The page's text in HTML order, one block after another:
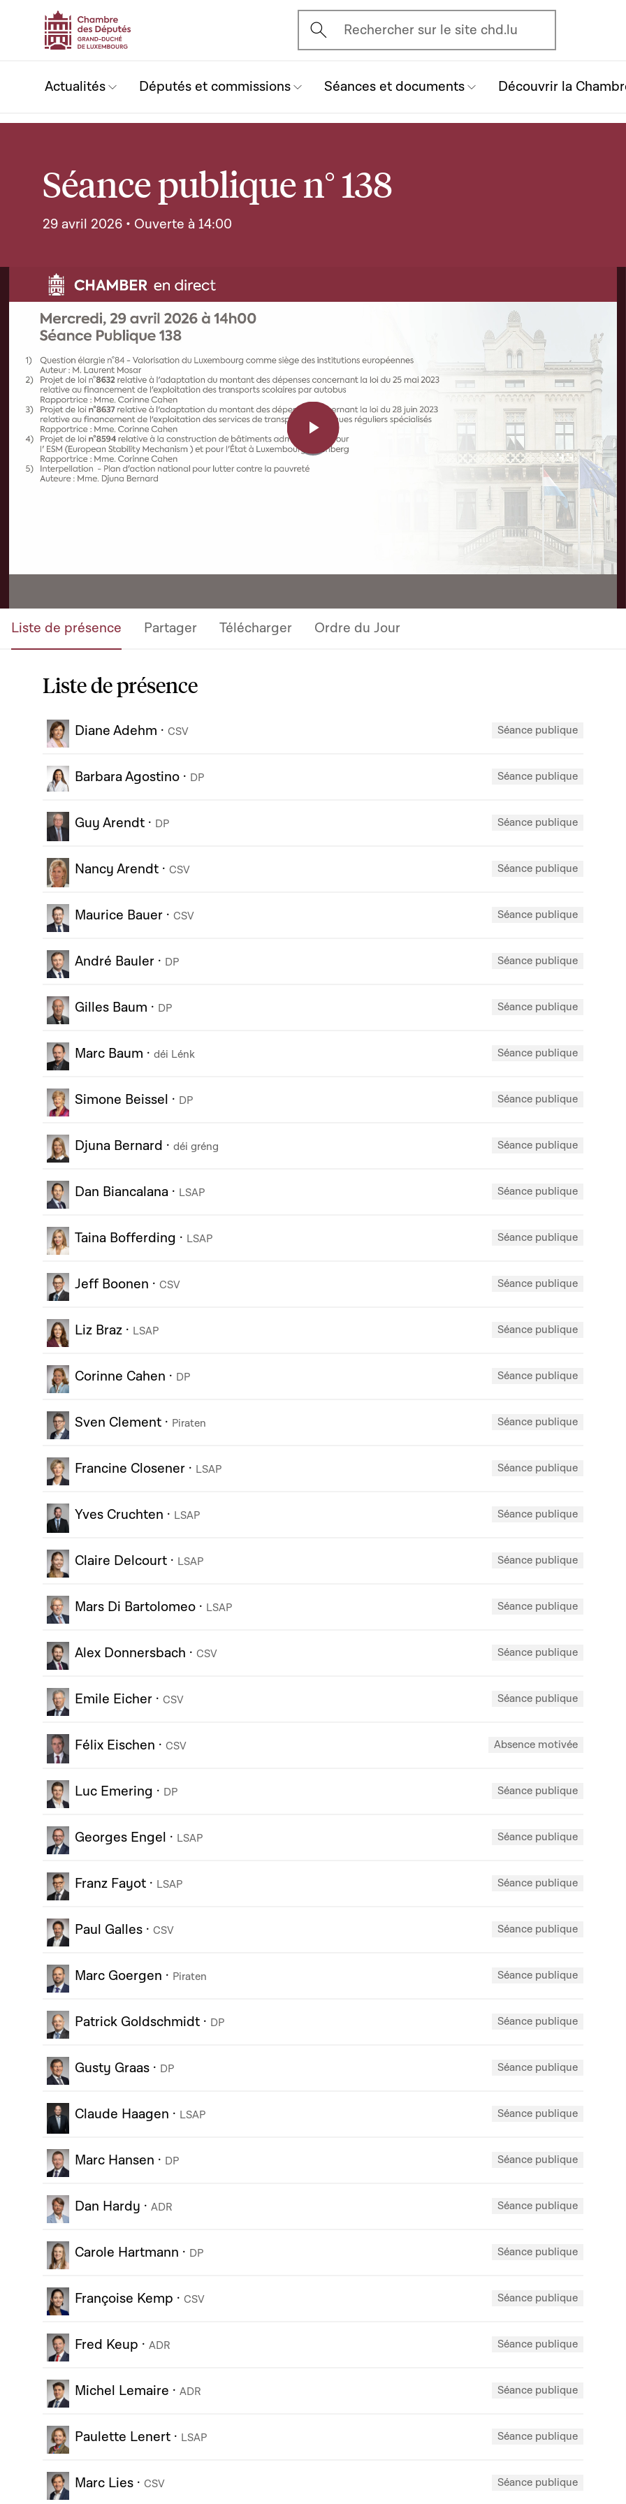
Ouvrir l'écran de recherche
Rechercher sur le site chd.lu
Actualités Députés et commissions Séances et documents Découvrir la
Séance publique n° 138
29 avril 2026 • Ouverte à 14:00
Play
Liste de présence Partager Télécharger Ordre du Jour
Liste de présence
Diane Adehm · CSV Séance publique
Barbara Agostino · DP Séance publique
Guy Arendt · DP Séance publique
Nancy Arendt · CSV Séance publique
Maurice Bauer · CSV Séance publique
André Bauler · DP Séance publique
Gilles Baum · DP Séance publique
Marc Baum · déi Lénk Séance publique
Simone Beissel · DP Séance publique
Djuna Bernard · déi gréng Séance publique
Dan Biancalana · LSAP Séance publique
Taina Bofferding · LSAP Séance publique
Jeff Boonen · CSV Séance publique
Liz Braz · LSAP Séance publique
Corinne Cahen · DP Séance publique
Sven Clement · Piraten Séance publique
Francine Closener · LSAP Séance publique
Yves Cruchten · LSAP Séance publique
Claire Delcourt · LSAP Séance publique
Mars Di Bartolomeo · LSAP Séance publique
Alex Donnersbach · CSV Séance publique
Emile Eicher · CSV Séance publique
Félix Eischen · CSV Absence motivée
Luc Emering · DP Séance publique
Georges Engel · LSAP Séance publique
Franz Fayot · LSAP Séance publique
Paul Galles · CSV Séance publique
Marc Goergen · Piraten Séance publique
Patrick Goldschmidt · DP Séance publique
Gusty Graas · DP Séance publique
Claude Haagen · LSAP Séance publique
Marc Hansen · DP Séance publique
Dan Hardy · ADR Séance publique
Carole Hartmann · DP Séance publique
Françoise Kemp · CSV Séance publique
Fred Keup · ADR Séance publique
Michel Lemaire · ADR Séance publique
Paulette Lenert · LSAP Séance publique
Marc Lies · CSV Séance publique